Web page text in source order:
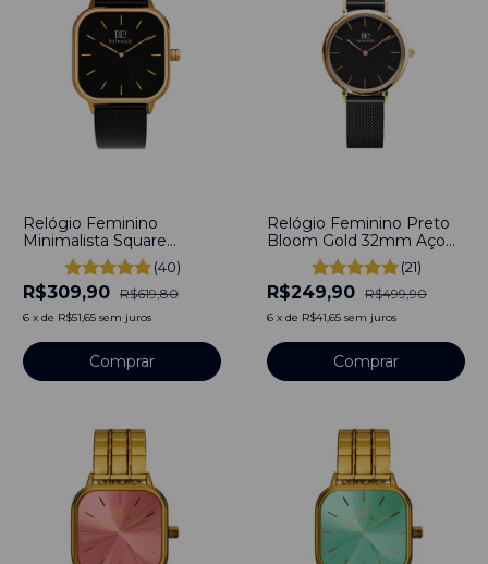
Relógio Feminino
Minimalista Square
Bloom Preto e Gold
40mm Aço Inoxidável
banhado a titânio
(40)
R$309,90 R$619,80
6 x de R$51,65 sem juros
Comprar
Relógio Feminino Preto
Bloom Gold 32mm Aço
Inoxidável banhado a
titânio
(21)
R$249,90 R$499,90
6 x de R$41,65 sem juros
Comprar